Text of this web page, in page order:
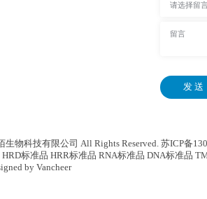
发 送
生物科技有限公司 All Rights Reserved. 苏ICP备
HRD标准品 HRR标准品 RNA标准品 DNA标准品
by Vancheer